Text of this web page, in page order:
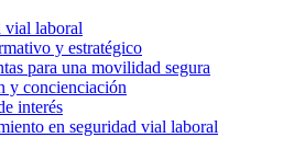
vial laboral
y estratégico
para una movilidad segura
y concienciación
interés
en seguridad vial laboral